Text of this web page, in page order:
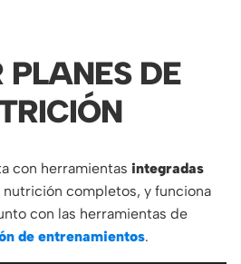
PLANES DE
con herramientas integradas
nutrición completos, y funciona
con las herramientas de
de entrenamientos.